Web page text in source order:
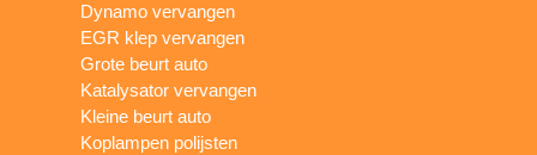
Dynamo vervangen
EGR klep vervangen
Grote beurt auto
Katalysator vervangen
Kleine beurt auto
Koplampen polijsten